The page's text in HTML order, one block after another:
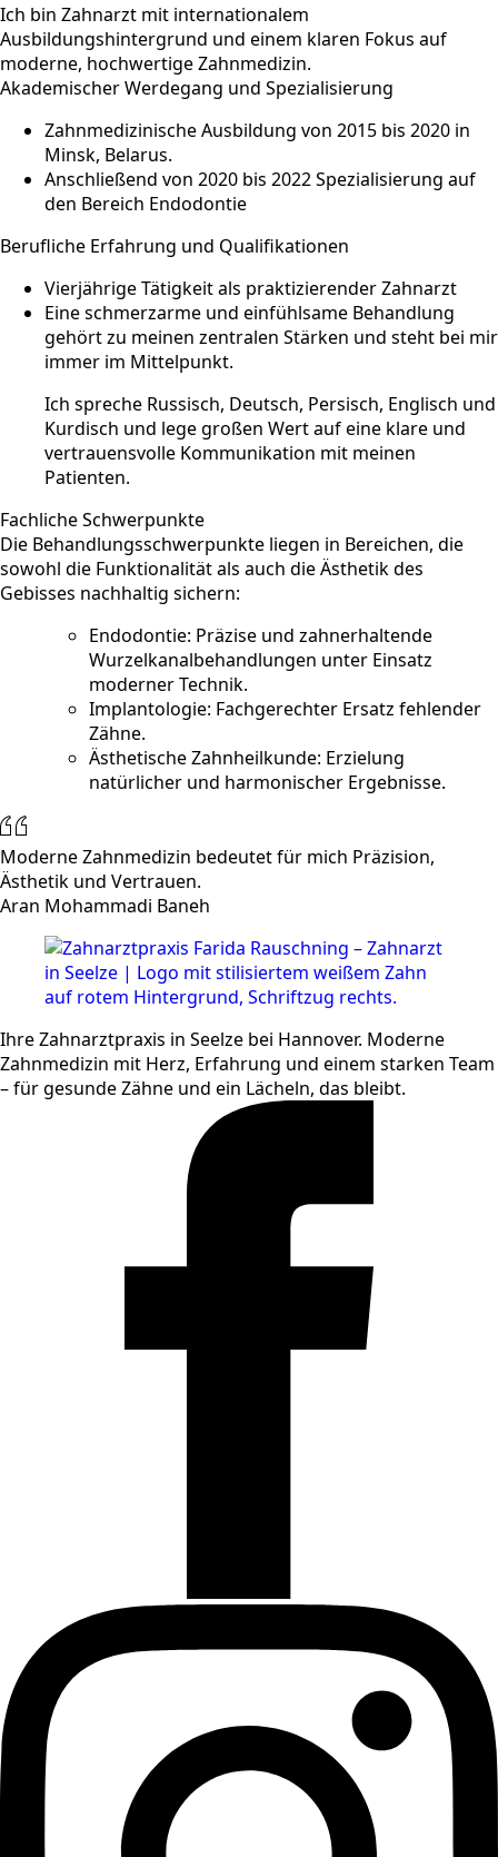
Ich bin Zahnarzt mit internationalem
Ausbildungshintergrund und einem klaren Fokus auf
moderne, hochwertige Zahnmedizin.
Akademischer Werdegang und Spezialisierung
Zahnmedizinische Ausbildung von 2015 bis 2020 in
Minsk, Belarus.
Anschließend von 2020 bis 2022 Spezialisierung auf
den Bereich Endodontie
Berufliche Erfahrung und Qualifikationen
Vierjährige Tätigkeit als praktizierender Zahnarzt
Eine schmerzarme und einfühlsame Behandlung
gehört zu meinen zentralen Stärken und steht bei mir
immer im Mittelpunkt.
Ich spreche Russisch, Deutsch, Persisch, Englisch und
Kurdisch und lege großen Wert auf eine klare und
vertrauensvolle Kommunikation mit meinen
Patienten.
Fachliche Schwerpunkte
Die Behandlungsschwerpunkte liegen in Bereichen, die
sowohl die Funktionalität als auch die Ästhetik des
Gebisses nachhaltig sichern:
Endodontie: Präzise und zahnerhaltende
Wurzelkanalbehandlungen unter Einsatz
moderner Technik.
Implantologie: Fachgerechter Ersatz fehlender
Zähne.
Ästhetische Zahnheilkunde: Erzielung
natürlicher und harmonischer Ergebnisse.
Moderne Zahnmedizin bedeutet für mich Präzision,
Ästhetik und Vertrauen.
Aran Mohammadi Baneh
Ihre Zahnarztpraxis in Seelze bei Hannover. Moderne
Zahnmedizin mit Herz, Erfahrung und einem starken Team
– für gesunde Zähne und ein Lächeln, das bleibt.